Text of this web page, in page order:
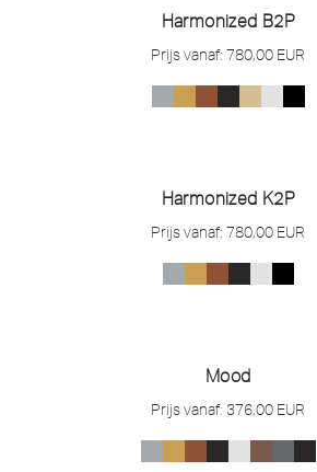
Harmonized B2P
Prijs vanaf:780,00 EUR
Harmonized K2P
Prijs vanaf:780,00 EUR
Mood
Prijs vanaf: 376,00 EUR